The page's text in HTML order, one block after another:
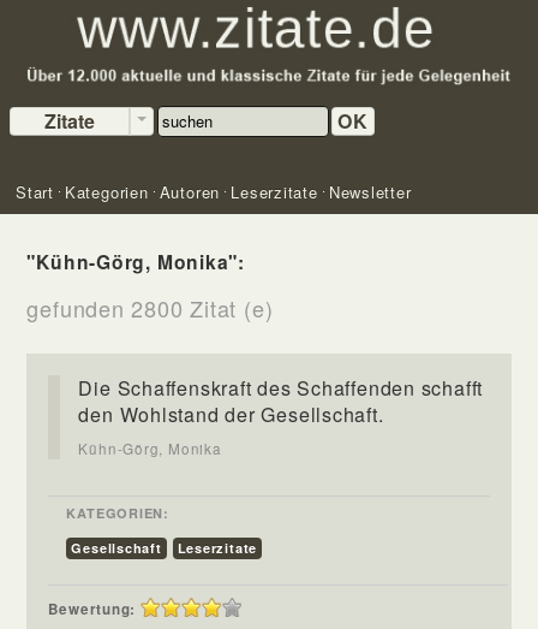
Zitate OK
Start Kategorien Autoren Leserzitate Newsletter
"Kühn-Görg, Monika":
gefunden 2800 Zitat (e)
Die Schaffenskraft des Schaffenden schafft
den Wohlstand der Gesellschaft.
Kühn-Görg, Monika
KATEGORIEN:
Gesellschaft
Leserzitate
Bewertung: